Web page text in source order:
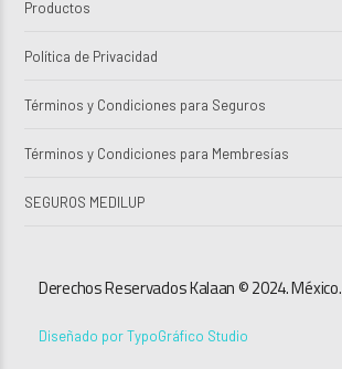
Productos
Política de Privacidad
Términos y Condiciones para Seguros
Términos y Condiciones para Membresías
SEGUROS MEDILUP
Derechos Reservados Kalaan © 2024. México.
Diseñado por TypoGráfico Studio